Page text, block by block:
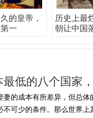
的皇帝，
一
历史上最
朝让中国
低的八个国家
妻的成本有所差异，但总
不可少的条件。那么世界